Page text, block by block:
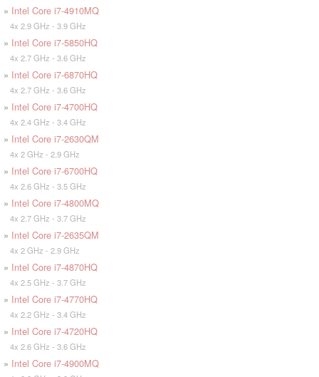
» Intel Core i7-4910MQ
4x 2.9 GHz - 3.9 GHz
» Intel Core i7-5850HQ
4x 2.7 GHz - 3.6 GHz
» Intel Core i7-6870HQ
4x 2.7 GHz - 3.6 GHz
» Intel Core i7-4700HQ
4x 2.4 GHz - 3.4 GHz
» Intel Core i7-2630QM
4x 2 GHz - 2.9 GHz
» Intel Core i7-6700HQ
4x 2.6 GHz - 3.5 GHz
» Intel Core i7-4800MQ
4x 2.7 GHz - 3.7 GHz
» Intel Core i7-2635QM
4x 2 GHz - 2.9 GHz
» Intel Core i7-4870HQ
4x 2.5 GHz - 3.7 GHz
» Intel Core i7-4770HQ
4x 2.2 GHz - 3.4 GHz
» Intel Core i7-4720HQ
4x 2.6 GHz - 3.6 GHz
» Intel Core i7-4900MQ